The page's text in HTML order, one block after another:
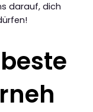
darauf, dich